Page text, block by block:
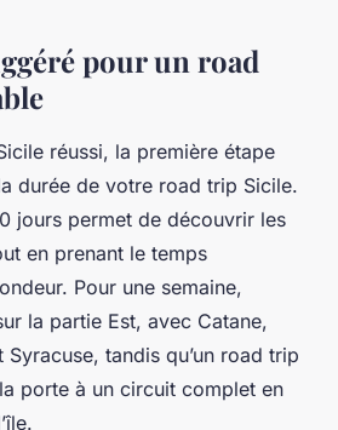
pour un road
réussi, la première étape
durée de votre road trip Sicile.
jours permet de découvrir les
en prenant le temps
Pour une semaine,
la partie Est, avec Catane,
Syracuse, tandis qu’un road trip
porte à un circuit complet en